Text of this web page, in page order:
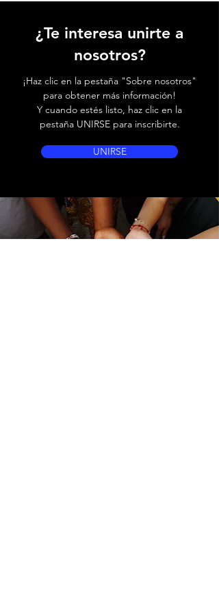
¿Te interesa unirte a
nosotros?
¡Haz clic en la pestaña "Sobre nosotros"
para obtener más información!
Y cuando estés listo, haz clic en la
pestaña UNIRSE para inscribirte.
UNIRSE